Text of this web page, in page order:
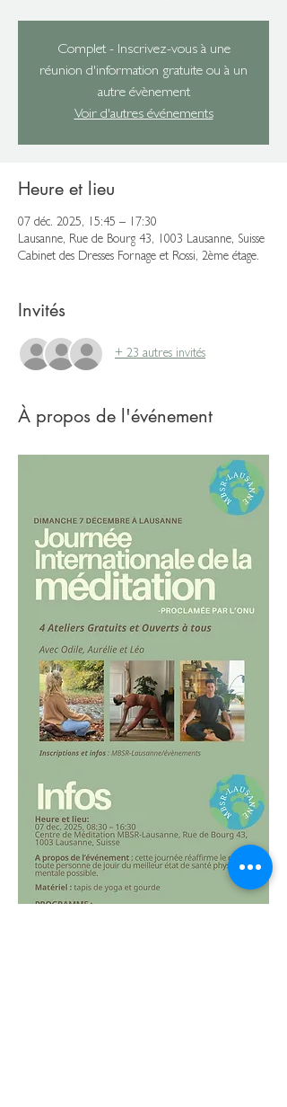
Complet - Inscrivez-vous à une
réunion d'information gratuite ou à un
autre évènement
Voir d'autres événements
Heure et lieu
07 déc. 2025, 15:45 – 17:30
Lausanne, Rue de Bourg 43, 1003 Lausanne, Suisse
Cabinet des Dresses Fornage et Rossi, 2ème étage.
Invités
+ 23 autres invités
À propos de l'événement